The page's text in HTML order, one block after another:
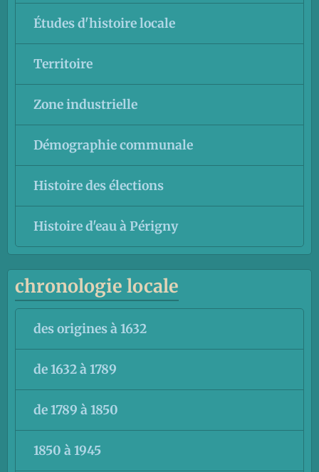
Études d'histoire locale
Territoire
Zone industrielle
Démographie communale
Histoire des élections
Histoire d'eau à Périgny
chronologie locale
des origines à 1632
de 1632 à 1789
de 1789 à 1850
1850 à 1945